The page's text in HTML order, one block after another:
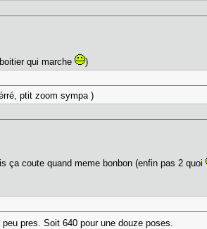
qui marche
)
ptit zoom sympa )
coute quand meme bonbon (enfin pas 2 quoi
pres. Soit 640 pour une douze poses.